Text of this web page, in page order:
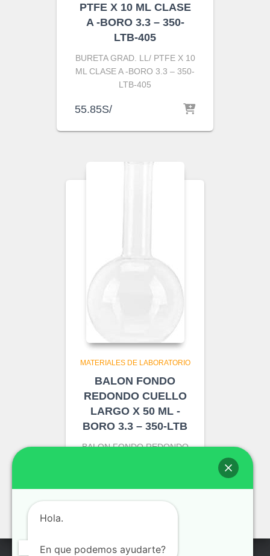
PTFE X 10 ML CLASE
A -BORO 3.3 – 350-
LTB-405
BURETA GRAD. LL/ PTFE X 10
ML CLASE A -BORO 3.3 – 350-
LTB-405
55.85S/
MATERIALES DE LABORATORIO
BALON FONDO
REDONDO CUELLO
LARGO X 50 ML -
BORO 3.3 – 350-LTB
BALON FONDO REDONDO
Hola.
En que podemos ayudarte?